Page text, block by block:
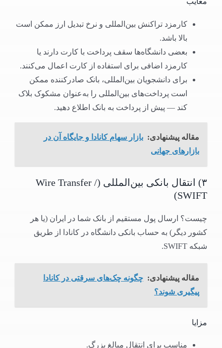
کارمزد تراکنش بین‌المللی و نرخ تبدیل ارز ممکن است
بالا باشد.
بعضی دانشگاه‌ها سقف پرداخت با کارت دارند یا
کارمزد اضافی برای استفاده از کارت اعمال می‌کنند.
برای دانشجویان بین‌المللی، بانک صادرکننده ممکن
است پرداخت‌های بین‌المللی را به‌عنوان مشکوک بلاک
کند — پیش از پرداخت به بانک اطلاع دهید.
مقاله پیشنهادی: بازار سهام کانادا و جایگاه آن در
بازارهای جهانی
۳) انتقال بانکی بین‌المللی (Wire Transfer /
SWIFT)
چیست؟ ارسال پول مستقیم از بانک شما در ایران (یا هر
کشور دیگر) به حساب بانکی دانشگاه در کانادا از طریق
شبکه SWIFT.
مقاله پیشنهادی: چگونه چک‌های سرقتی در کانادا
پیگیری شوند؟
مزایا
مناسب برای انتقال مبالغ بزرگ.